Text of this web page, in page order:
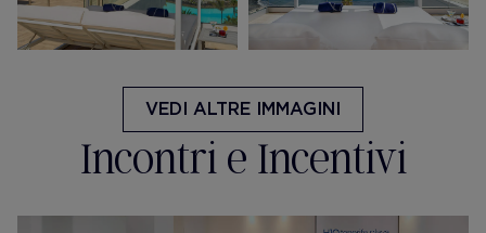
VEDI ALTRE IMMAGINI
Incontri e Incentivi